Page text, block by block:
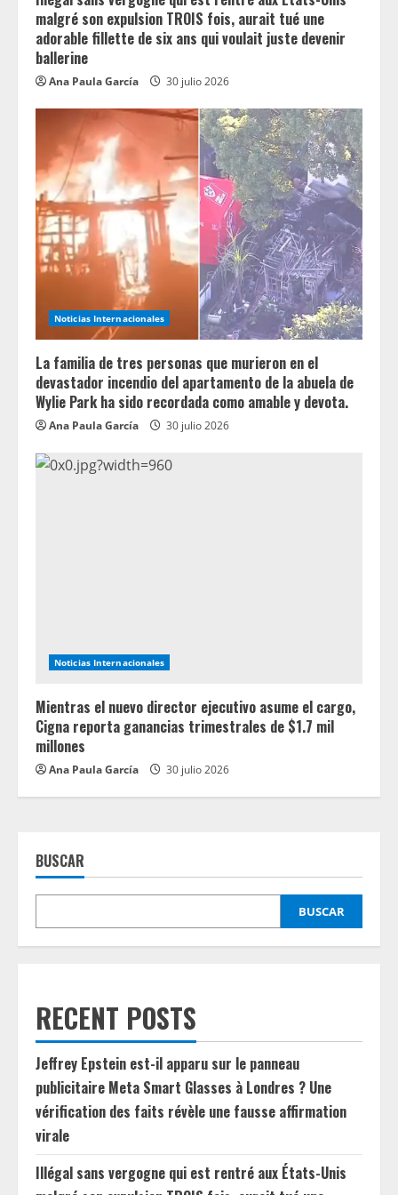
g
malgré son expulsion TROIS fois, aurait tué une
adorable fillette de six ans qui voulait juste devenir
ballerine
Ana Paula García 30 julio 2026
Noticias Internacionales
La familia de tres personas que murieron en el
devastador incendio del apartamento de la abuela de
Wylie Park ha sido recordada como amable y devota.
Ana Paula García 30 julio 2026
Noticias Internacionales
Mientras el nuevo director ejecutivo asume el cargo,
Cigna reporta ganancias trimestrales de $1.7 mil
millones
Ana Paula García 30 julio 2026
BUSCAR
BUSCAR
RECENT POSTS
Jeffrey Epstein est-il apparu sur le panneau
publicitaire Meta Smart Glasses à Londres ? Une
vérification des faits révèle une fausse affirmation
virale
Illégal sans vergogne qui est rentré aux États-Unis